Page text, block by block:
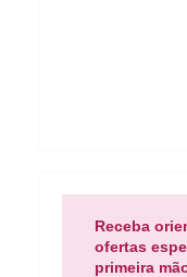
Receba
ofertas
primeira